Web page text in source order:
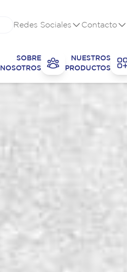
Redes Sociales Contacto
SOBRE
NOSOTROS
NUESTROS
PRODUCTOS